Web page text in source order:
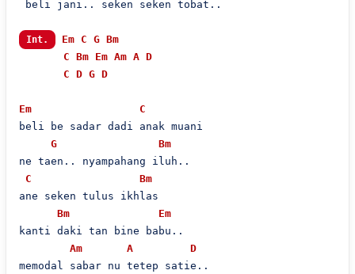
beli jani.. seken seken tobat..
Int. Em C G Bm
C Bm Em Am A D
C D G D
Em
C
beli be sadar dadi anak muani
G
Bm
ne taen.. nyampahang iluh..
C
Bm
ane seken tulus ikhlas
Bm
Em
kanti daki tan bine babu..
Am
A
D
memodal sabar nu tetep satie..